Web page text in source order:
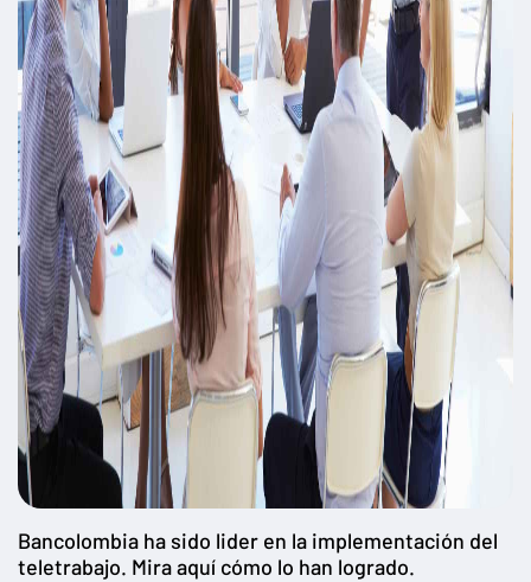
Bancolombia ha sido lider en la implementación del
teletrabajo. Mira aquí cómo lo han logrado.